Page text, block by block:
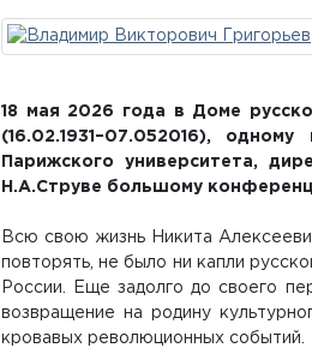
18 мая 2026 года в Доме
(16.02.1931–07.052016),
Парижского университета,
Н.А.Струве большому
Всю свою жизнь Никита
повторять, не было ни капли
России. Еще задолго до своего
возвращение на родину
кровавых революционных событий.